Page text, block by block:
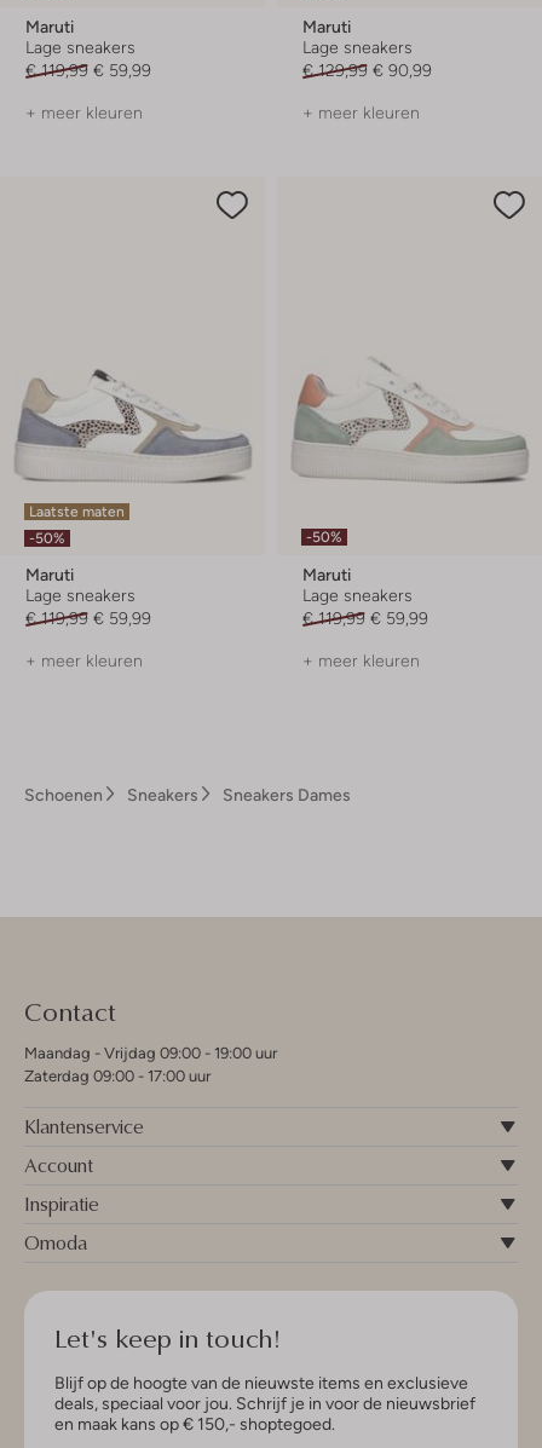
Maruti
Lage sneakers
€ 119,99 € 59,99
+ meer kleuren
Maruti
Lage sneakers
€ 129,99 € 90,99
+ meer kleuren
Laatste maten
-50%
Maruti
Lage sneakers
€ 119,99 € 59,99
+ meer kleuren
-50%
Maruti
Lage sneakers
€ 119,99 € 59,99
+ meer kleuren
Schoenen Sneakers Sneakers Dames
Contact
Maandag - Vrijdag 09:00 - 19:00 uur
Zaterdag 09:00 - 17:00 uur
Klantenservice
Account
Inspiratie
Omoda
Let's keep in touch!
Blijf op de hoogte van de nieuwste items en exclusieve
deals, speciaal voor jou. Schrijf je in voor de nieuwsbrief
en maak kans op € 150,- shoptegoed.